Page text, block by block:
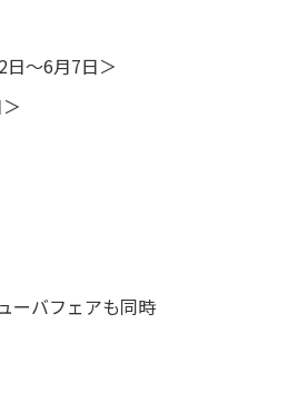
～6月7日＞
ーバフェアも同時